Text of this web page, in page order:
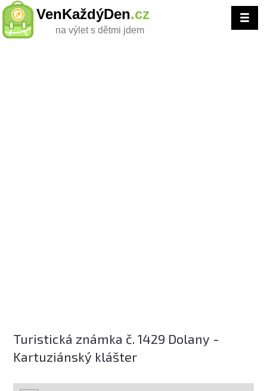
VenKaždýDen.cz
na výlet s dětmi jdem
Turistická známka č. 1429 Dolany -
Kartuziánský klášter